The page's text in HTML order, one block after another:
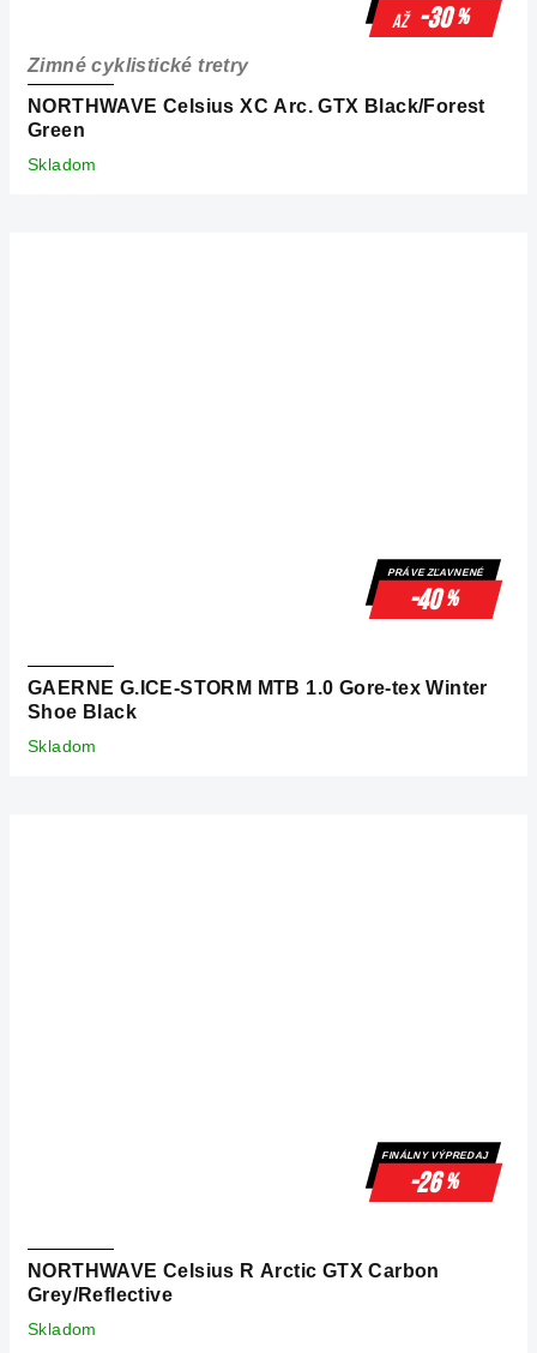
až -30%
NORTHWAVE Celsius XC Arc. GTX Black/Forest
Green
Zimné cyklistické tretry
Skladom
PRÁVE ZĽAVNENÉ
-40%
GAERNE G.ICE-STORM MTB 1.0 Gore-tex Winter
Shoe Black
Skladom
FINÁLNY VÝPREDAJ
-26%
NORTHWAVE Celsius R Arctic GTX Carbon
Grey/Reflective
Skladom